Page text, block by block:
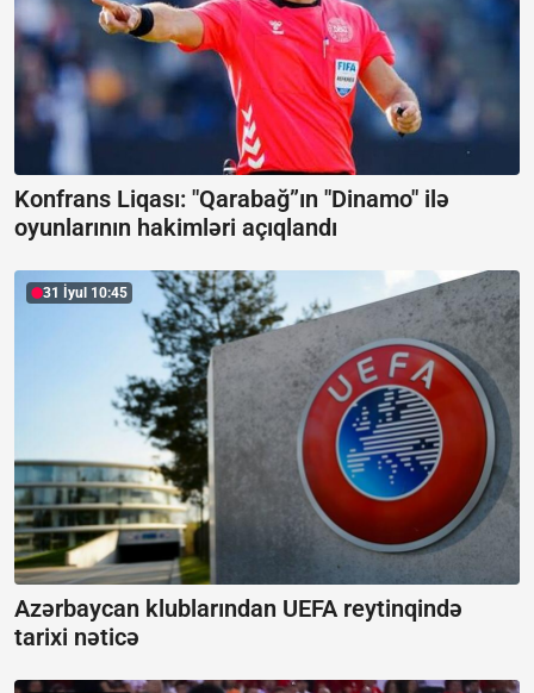
Konfrans Liqası: "Qarabağ”ın "Dinamo" ilə
oyunlarının hakimləri açıqlandı
31 İyul 10:45
Azərbaycan klublarından UEFA reytinqində
tarixi nəticə